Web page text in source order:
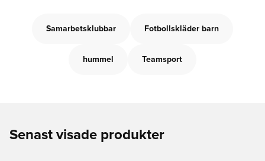
Samarbetsklubbar Fotbollskläder barn
hummel Teamsport
Senast visade produkter